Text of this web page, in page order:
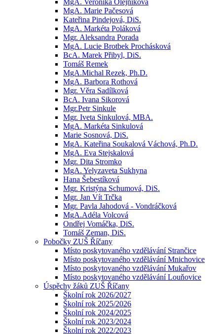
MgA. Veronika Olejníková
MgA. Marie Pačesová
Kateřina Pindejová, DiS.
MgA. Markéta Poláková
Mgr. Aleksandra Porada
MgA. Lucie Brotbek Prochásková
BcA. Marek Přibyl, DiS.
Tomáš Remek
MgA.Michal Rezek, Ph.D.
MgA. Barbora Rothová
Mgr. Věra Sadílková
BcA. Ivana Sikorová
Mgr.Petr Sinkule
Mgr. Iveta Sinkulová, MBA.
MgA. Markéta Sinkulová
Marie Sosnová, DiS.
MgA. Kateřina Soukalová Váchová, Ph.D.
MgA. Eva Stejskalová
Mgr. Dita Stromko
MgA. Yelyzaveta Sukhyna
Hana Šebestíková
Mgr. Kristýna Schumová, DiS.
Mgr. Jan Vít Trčka
Mgr. Pavla Jahodová - Vondráčková
MgA.Adéla Volcová
Ondřej Vomáčka, DiS.
Tomáš Zeman, DiS.
Pobočky ZUŠ Říčany
Místo poskytovaného vzdělávání Strančice
Místo poskytovaného vzdělávání Mnichovice
Místo poskytovaného vzdělávání Mukařov
Místo poskytovaného vzdělávání Louňovice
Úspěchy žáků ZUŠ Říčany
Školní rok 2026/2027
Školní rok 2025/2026
Školní rok 2024/2025
Školní rok 2023/2024
Školní rok 2022/2023